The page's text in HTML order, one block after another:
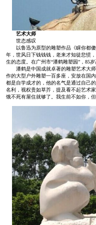
艺术大师
世态感叹
以鲁迅为原型的雕塑作品《睬你都傻
年，世风日下钱钱钱，老来才知徒悲愤
生的态度。在广州市“潘鹤雕塑园”，85
潘鹤是中国成就卓著的雕塑艺术大师
作的大型户外雕塑一百多座，安放在国
都是自学成才的，他的名气是通过自己
名利，视权贵如草芥，提及看不起艺术
饿不死有屋住就够了。我生前不如你，